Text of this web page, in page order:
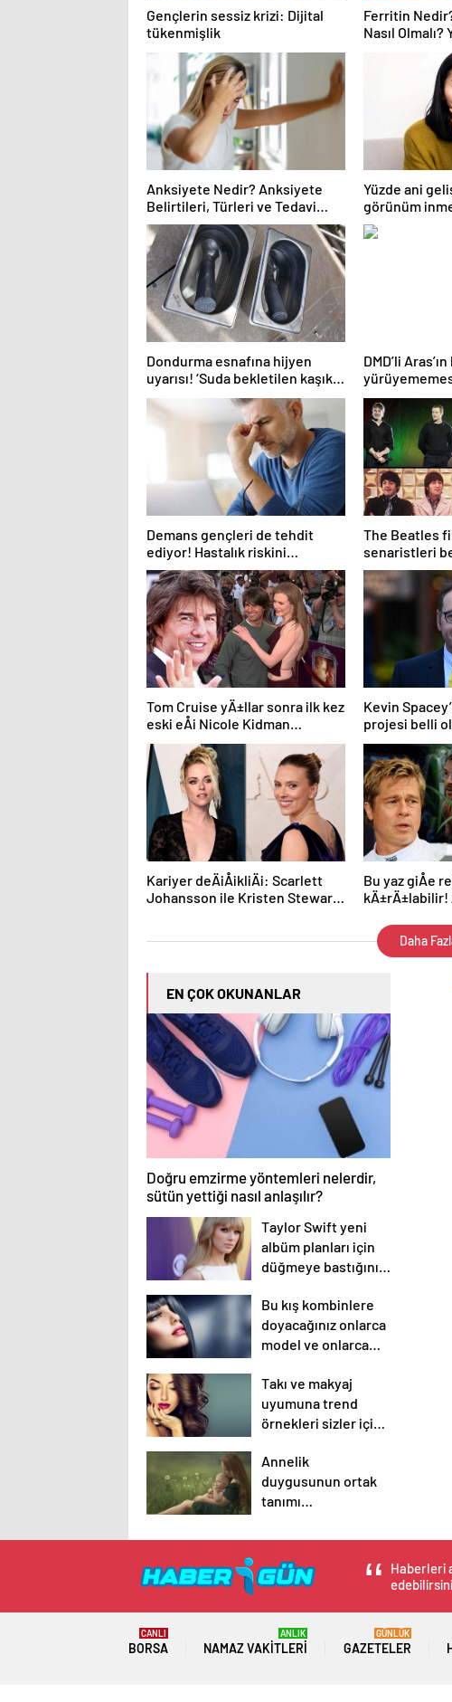
Gençlerin sessiz krizi: Dijital
tükenmişlik
Ferritin
Nasıl
Düşüklüğü
Anksiyete Nedir? Anksiyete
Belirtileri, Türleri ve Tedavi
Yöntemleri Nelerdir?
Yüzde ani
görünüm
Dondurma esnafına hijyen
uyarısı! ‘Suda bekletilen kaşık
çapraz bulaşmaya neden
olabilir’
DMD’li
korkuyorum
Demans gençleri de tehdit
ediyor! Hastalık riskini
azaltmak için 5 öneri
The Beatles
senaristleri
Tom Cruise yÄ±llar sonra ilk kez
eski eÅi Nicole Kidman
hakkÄ±nda konuÅtu
Kevin
projesi belli
Kariyer deÄiÅikliÄi: Scarlett
Johansson ile Kristen Stewart
Bu yaz giÅe
kÄ±rÄ±labilir!
Daha
EN ÇOK OKUNANLAR
Doğru emzirme yöntemleri nelerdir,
sütün yettiği nasıl anlaşılır?
Taylor Swift yeni
albüm planları için
düğmeye bastığını
duyurdu!
Bu kış kombinlere
doyacağınız onlarca
model ve onlarca
Takı ve makyaj
uyumuna trend
örnekleri sizler için
Annelik
duygusunun ortak
tanımı
başlık.
Haberleri
BORSA
CANLI
NAMAZ VAKITLERI
ANLIK
GAZETELER
GÜNLÜK